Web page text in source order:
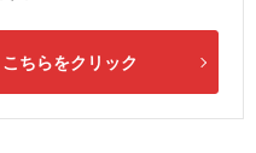
ちらをクリック